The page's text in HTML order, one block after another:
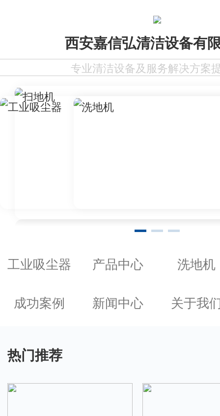
西安嘉信弘清洁设备有
专业清洁设备及服务解决方案
工业吸尘器 产品中心 洗地机
成功案例 新闻中心 关于我
热门推荐